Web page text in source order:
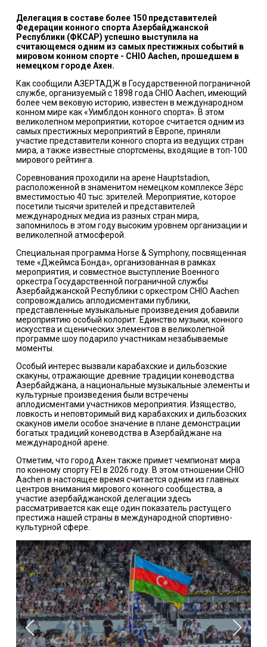
Делегация в составе более 150 представителей
Федерации конного спорта Азербайджанской
Республики (ФКСАР) успешно выступила на
считающемся одним из самых престижных событий в
мировом конном спорте - CHIO Aachen, прошедшем в
немецком городе Ахен.
Как сообщили АЗЕРТАДЖ в Государственной пограничной
службе, организуемый с 1898 года CHIO Aachen, имеющий
более чем вековую историю, известен в международном
конном мире как «Уимблдон конного спорта». В этом
великолепном мероприятии, которое считается одним из
самых престижных мероприятий в Европе, приняли
участие представители конного спорта из ведущих стран
мира, а также известные спортсмены, входящие в топ-100
мирового рейтинга.
Соревнования проходили на арене Hauptstadion,
расположенной в знаменитом немецком комплексе Зёрс
вместимостью 40 тыс. зрителей. Мероприятие, которое
посетили тысячи зрителей и представителей
международных медиа из разных стран мира,
запомнилось в этом году высоким уровнем организации и
великолепной атмосферой.
Специальная программа Horse & Symphony, посвященная
теме «Джеймса Бонда», организованная в рамках
мероприятия, и совместное выступление Военного
оркестра Государственной пограничной службы
Азербайджанской Республики с оркестром CHIO Aachen
сопровождались аплодисментами публики,
представленные музыкальные произведения добавили
мероприятию особый колорит. Единство музыки, конного
искусства и сценических элементов в великолепной
программе шоу подарило участникам незабываемые
моменты.
Особый интерес вызвали карабахские и дильбозские
скакуны, отражающие древние традиции коневодства
Азербайджана, а национальные музыкальные элементы и
культурные произведения были встречены
аплодисментами участников мероприятия. Изящество,
ловкость и неповторимый вид карабахских и дильбозских
скакунов имели особое значение в плане демонстрации
богатых традиций коневодства в Азербайджане на
международной арене.
Отметим, что город Ахен также примет чемпионат мира
по конному спорту FEI в 2026 году. В этом отношении CHIO
Aachen в настоящее время считается одним из главных
центров внимания мирового конного сообщества, а
участие азербайджанской делегации здесь
рассматривается как еще один показатель растущего
престижа нашей страны в международной спортивно-
культурной сфере.